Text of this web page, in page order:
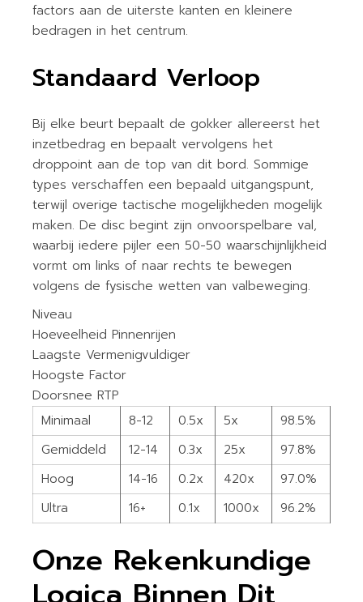
factors aan de uiterste kanten en kleinere
bedragen in het centrum.
Standaard Verloop
Bij elke beurt bepaalt de gokker allereerst het
inzetbedrag en bepaalt vervolgens het
droppoint aan de top van dit bord. Sommige
types verschaffen een bepaald uitgangspunt,
terwijl overige tactische mogelijkheden mogelijk
maken. De disc begint zijn onvoorspelbare val,
waarbij iedere pijler een 50-50 waarschijnlijkheid
vormt om links of naar rechts te bewegen
volgens de fysische wetten van valbeweging.
Niveau
Hoeveelheid Pinnenrijen
Laagste Vermenigvuldiger
Hoogste Factor
Doorsnee RTP
Minimaal
8-12 0.5x 5x
98.5%
Gemiddeld
12-14 0.3x 25x
97.8%
Hoog
14-16 0.2x 420x
97.0%
Ultra
16+ 0.1x 1000x 96.2%
Onze Rekenkundige